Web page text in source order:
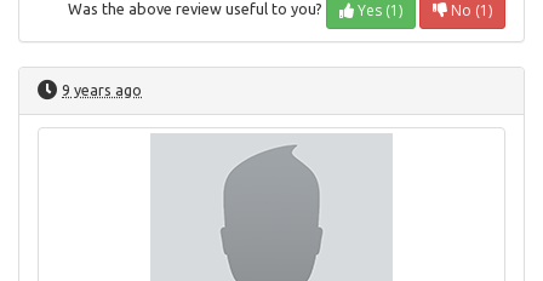
Was the above review useful to you? Yes (1) No (1)
9 years ago